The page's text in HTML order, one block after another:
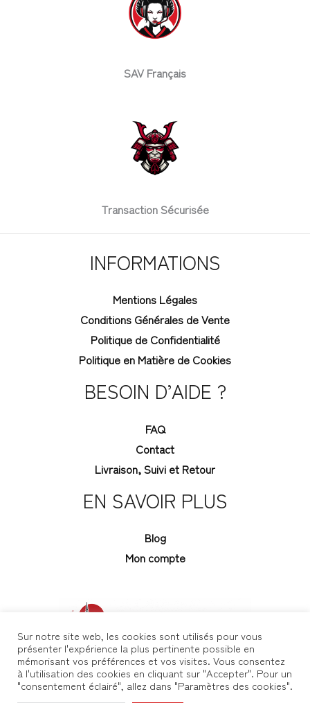
SAV Français
Transaction Sécurisée
INFORMATIONS
Mentions Légales
Conditions Générales de Vente
Politique de Confidentialité
Politique en Matière de Cookies
BESOIN D’AIDE ?
FAQ
Contact
Livraison, Suivi et Retour
EN SAVOIR PLUS
Blog
Mon compte
Sur notre site web, les cookies sont utilisés pour vous
présenter l'expérience la plus pertinente possible en
mémorisant vos préférences et vos visites. Vous consentez
à l'utilisation des cookies en cliquant sur "Accepter". Pour un
"consentement éclairé", allez dans "Paramètres des cookies".